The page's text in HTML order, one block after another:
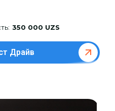
350 000 UZS
Драйв